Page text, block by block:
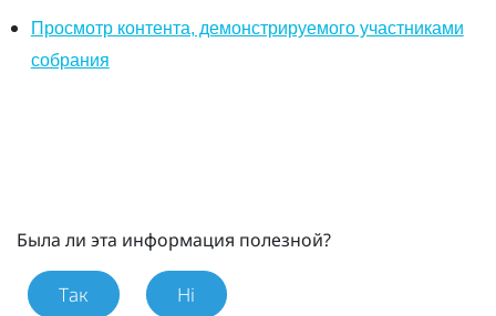
Просмотр контента, демонстрируемого участниками
собрания
Была ли эта информация полезной?
Так Ні